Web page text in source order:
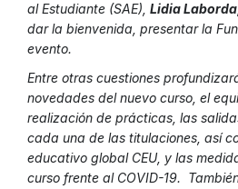
al Estudiante (SAE), Lidia Laborda
dar la bienvenida, presentar la
evento.
Entre otras cuestiones
novedades del nuevo curso, el
realización de prácticas, las
cada una de las titulaciones, así
educativo global CEU, y las
curso frente al COVID-19.